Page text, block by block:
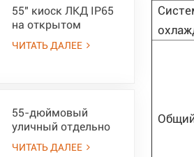
3000 нит - IP65
55" киоск ЛКД IP65
на открытом
воздухе с ультра
высокой яркостью
ЧИТАТЬ ДАЛЕЕ
55-дюймовый
уличный отдельно
ЧИТАТЬ ДАЛЕЕ